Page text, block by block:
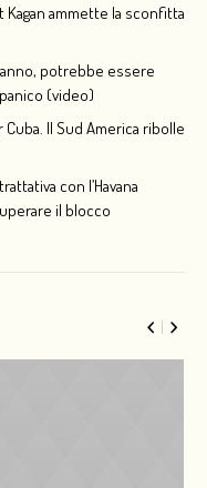
ammette la sconfitta
potrebbe essere
(video)
Il Sud America ribolle
con l’Havana
il blocco